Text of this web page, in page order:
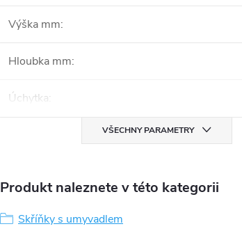
Výška mm:
Hloubka mm:
Úchytka:
VŠECHNY PARAMETRY
Produkt naleznete v této kategorii
Skříňky s umyvadlem